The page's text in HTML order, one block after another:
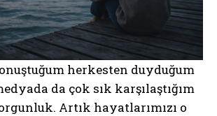
herkesten duyduğum
da çok sık karşılaştığım
Artık hayatlarımızı o